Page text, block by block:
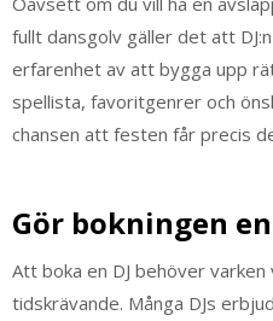
fullt dansgolv gäller det att
erfarenhet av att bygga upp
spellista, favoritgenrer och
chansen att festen får precis
Gör bokningen
Att boka en DJ behöver
tidskrävande. Många DJs